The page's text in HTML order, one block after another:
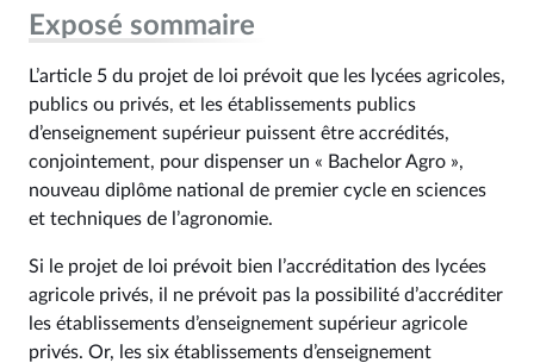
Exposé sommaire
L’article 5 du projet de loi prévoit que les lycées agricoles,
publics ou privés, et les établissements publics
d’enseignement supérieur puissent être accrédités,
conjointement, pour dispenser un « Bachelor Agro »,
nouveau diplôme national de premier cycle en sciences
et techniques de l’agronomie.
Si le projet de loi prévoit bien l’accréditation des lycées
agricole privés, il ne prévoit pas la possibilité d’accréditer
les établissements d’enseignement supérieur agricole
privés. Or, les six établissements d’enseignement